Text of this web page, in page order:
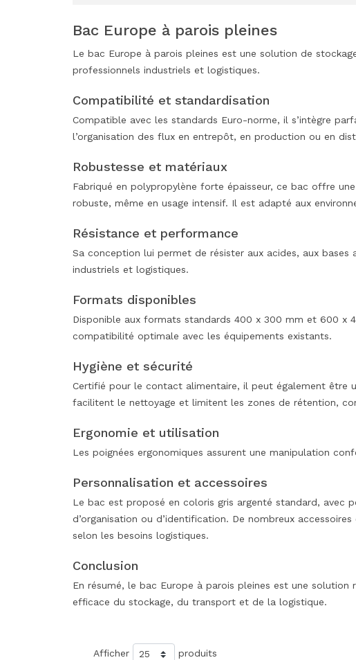
Bac Europe à parois pleines
Le bac Europe à parois pleines est une solution de
professionnels industriels et logistiques.
Compatibilité et standardisation
Compatible avec les standards Euro-norme, il s’intègre
l’organisation des flux en entrepôt, en production ou en
Robustesse et matériaux
Fabriqué en polypropylène forte épaisseur, ce bac offre
robuste, même en usage intensif. Il est adapté aux
Résistance et performance
Sa conception lui permet de résister aux acides, aux
industriels et logistiques.
Formats disponibles
Disponible aux formats standards 400 x 300 mm et 600 x
compatibilité optimale avec les équipements existants.
Hygiène et sécurité
Certifié pour le contact alimentaire, il peut également être
facilitent le nettoyage et limitent les zones de rétention,
Ergonomie et utilisation
Les poignées ergonomiques assurent une manipulation
Personnalisation et accessoires
Le bac est proposé en coloris gris argenté standard, avec
d’organisation ou d’identification. De nombreux
selon les besoins logistiques.
Conclusion
En résumé, le bac Europe à parois pleines est une
efficace du stockage, du transport et de la logistique.
Afficher produits